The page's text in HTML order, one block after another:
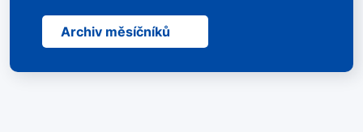
Archiv měsíčníků